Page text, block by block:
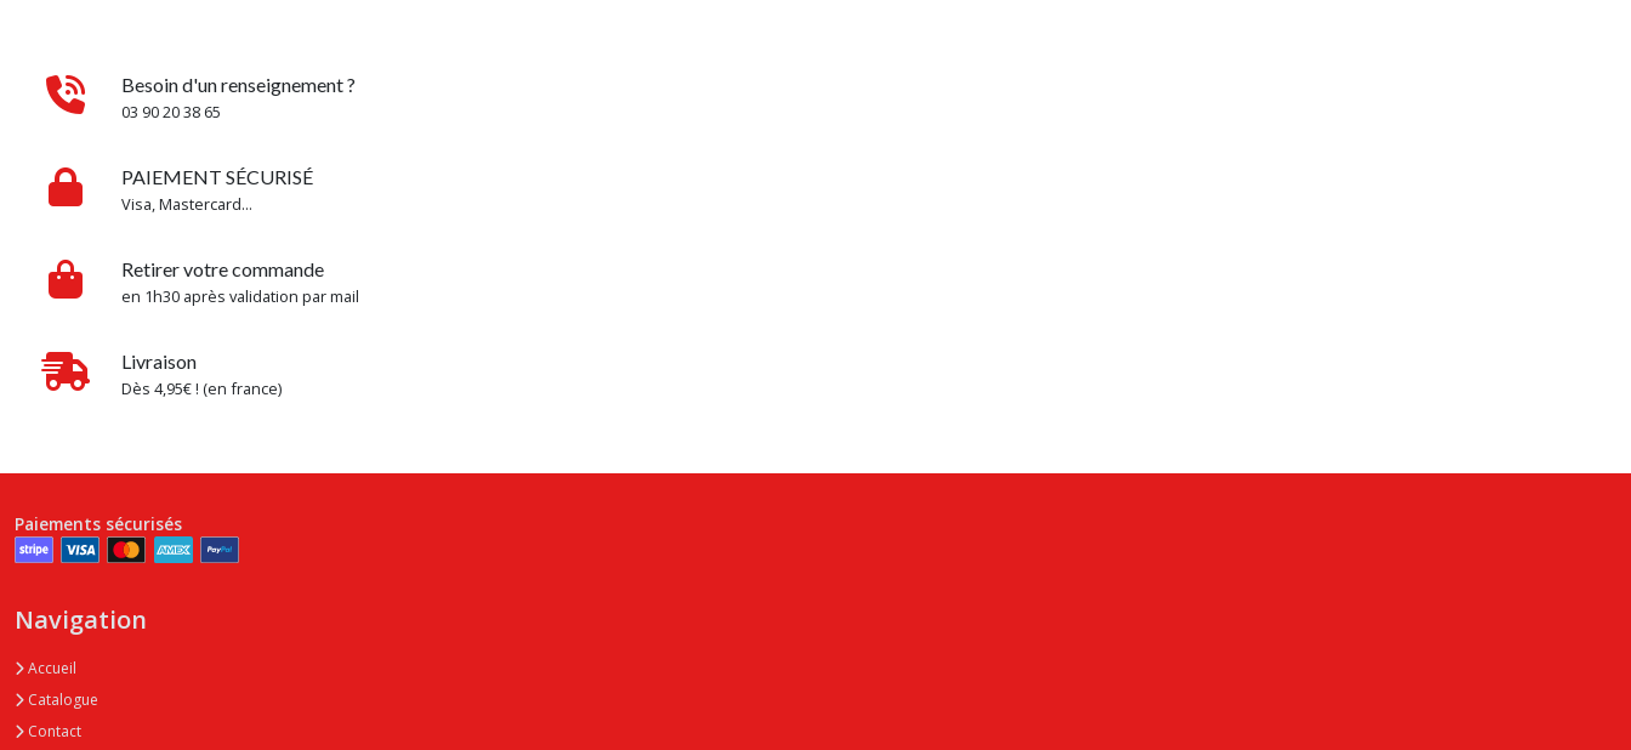
Besoin d'un renseignement ?
03 90 20 38 65
PAIEMENT SÉCURISÉ
Visa, Mastercard...
Retirer votre commande
en 1h30 après validation par mail
Livraison
Dès 4,95€ ! (en france)
Paiements sécurisés
Navigation
Accueil
Catalogue
Contact